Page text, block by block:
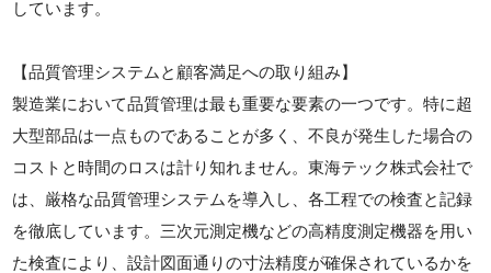
しています。
【品質管理システムと顧客満足への取り組み】
製造業において品質管理は最も重要な要素の一つです。特に超
大型部品は一点ものであることが多く、不良が発生した場合の
コストと時間のロスは計り知れません。東海テック株式会社で
は、厳格な品質管理システムを導入し、各工程での検査と記録
を徹底しています。三次元測定機などの高精度測定機器を用い
た検査により、設計図面通りの寸法精度が確保されているかを